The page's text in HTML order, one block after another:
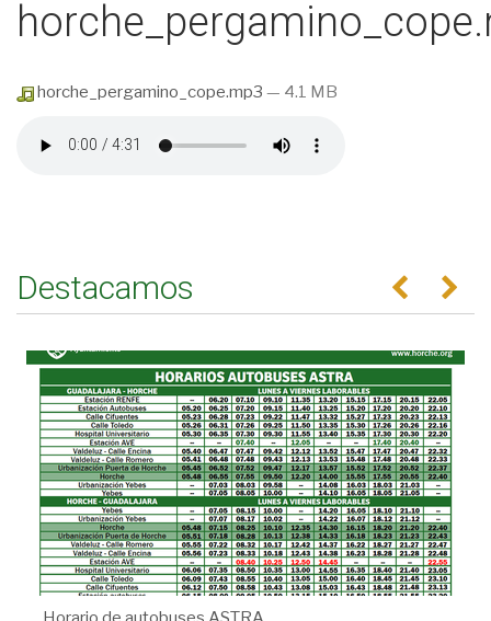
horche_pergamino_cope.mp3 — 4.1 MB
Destacamos Anterior